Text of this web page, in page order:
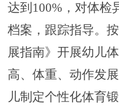
达到 100%，对体检
档案，跟踪指导。
展指南》开展幼儿
高、体重、动作发
儿制定个性化体育